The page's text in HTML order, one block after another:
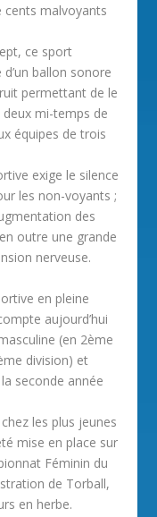
cents malvoyants
ce sport
ballon sonore
permettant de le
mi-temps de
équipes de trois
exige le silence
les non-voyants ;
des
outre une grande
nerveuse.
en pleine
aujourd’hui
(en 2ème
division) et
seconde année
les plus jeunes
mise en place sur
Féminin du
de Torball,
en herbe.